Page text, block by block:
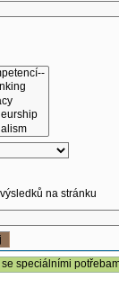
výsledků na stránku
speciálními